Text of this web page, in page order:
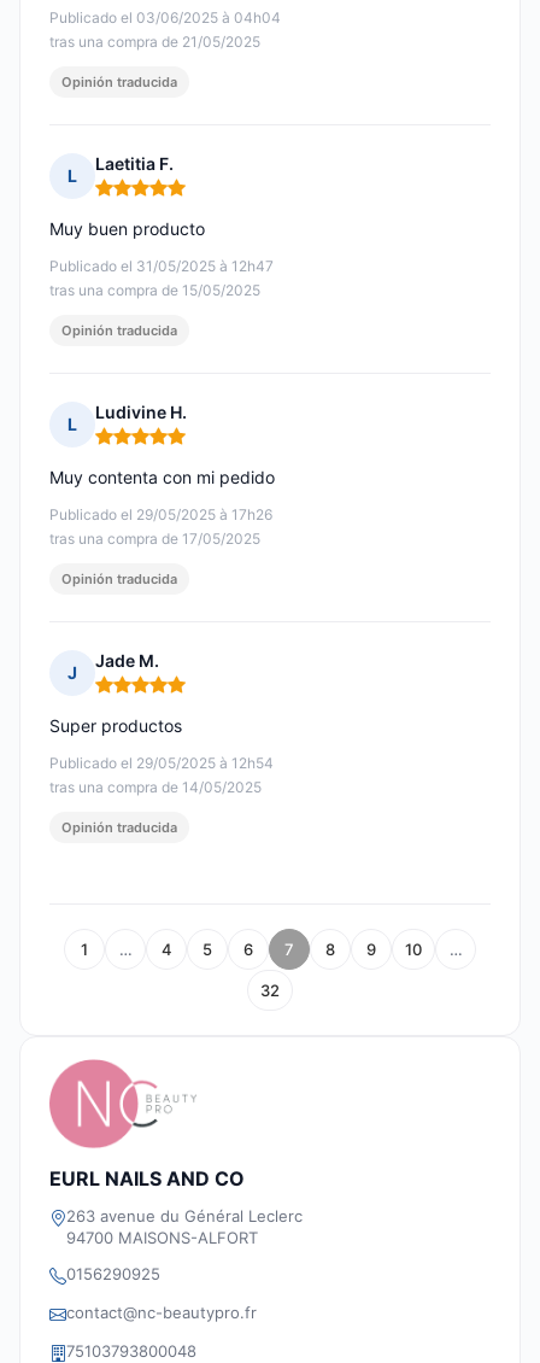
Publicado el 03/06/2025 à 04h04
tras una compra de 21/05/2025
Opinión traducida
L
Laetitia F.
Nota: 5 de 5
Publicado el 31/05/2025 à 12h47
tras una compra de 15/05/2025
Muy buen producto
Opinión traducida
L
Ludivine H.
Nota: 5 de 5
Publicado el 29/05/2025 à 17h26
tras una compra de 17/05/2025
Muy contenta con mi pedido
Opinión traducida
J
Jade M.
Nota: 5 de 5
Publicado el 29/05/2025 à 12h54
tras una compra de 14/05/2025
Super productos
Opinión traducida
1 … 4 5 6 7 8 9 10 …
32
EURL NAILS AND CO
263 avenue du Général Leclerc
94700 MAISONS-ALFORT
0156290925
contact@nc-beautypro.fr
75103793800048